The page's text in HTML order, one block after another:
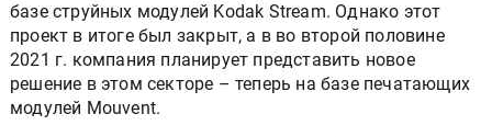
базе струйных модулей Kodak Stream. Однако этот
проект в итоге был закрыт, а в во второй половине
2021 г. компания планирует представить новое
решение в этом секторе – теперь на базе печатающих
модулей Mouvent.